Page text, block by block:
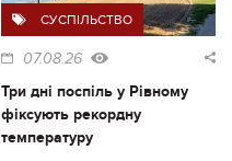
СУСПІЛЬСТВО
07.08.26
Три дні поспіль у Рівному
фіксують рекордну
температуру